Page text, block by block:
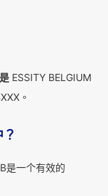
ESSITY BELGIUM
。
是一个有效的